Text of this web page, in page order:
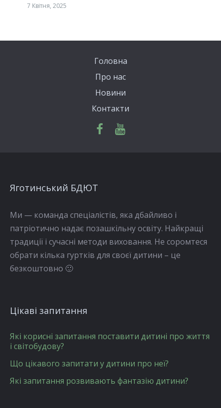
7 Квітня, 2025
Головна
Про нас
Новини
Контакти
Яготинський БДЮТ
Ми — команда спеціалістів, яка дбайливо і
патріотично надає позашкільну освіту. Найкращі
традиції і сучасні методи виховання. Не соромтеся
обрати кілька гуртків для своєї дитини – це
безкоштовно 🙂
Цікаві запитання
Які корисні запитання поставити дитині про життя
і світобудову?
Що цікавого запитати у дитини про неї?
Які запитання розвивають фантазію дитини?